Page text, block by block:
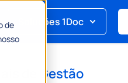
de
Soluções 1Doc
Gestão